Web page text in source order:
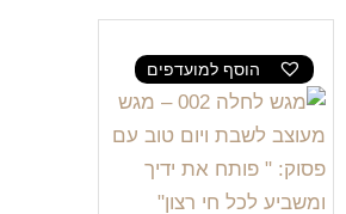
הוסף למועדפים